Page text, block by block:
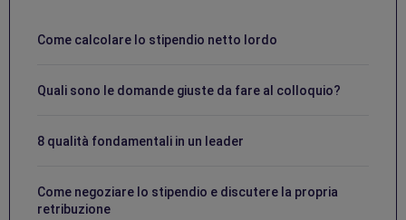
Come calcolare lo stipendio netto lordo
Quali sono le domande giuste da fare al colloquio?
8 qualità fondamentali in un leader
Come negoziare lo stipendio e discutere la propria
retribuzione